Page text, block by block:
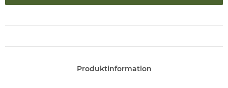
Produktinformation